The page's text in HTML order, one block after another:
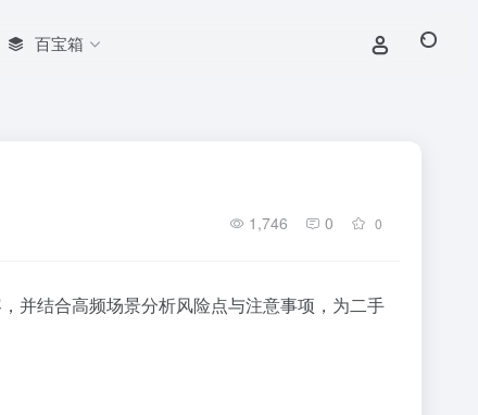
百宝箱
1,746 0 0
并结合高频场景分析风险点与注意事项，为二手